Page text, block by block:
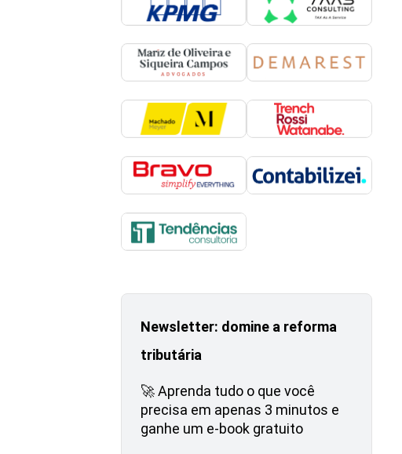
Newsletter: domine a reforma
tributária
🚀 Aprenda tudo o que você
precisa em apenas 3 minutos e
ganhe um e-book gratuito